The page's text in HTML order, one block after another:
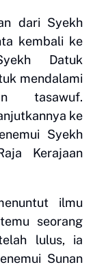
dari Syekh
kembali ke
Datuk
mendalami
tasawuf.
ke
Syekh
Kerajaan
ilmu
seorang
lulus, ia
Sunan